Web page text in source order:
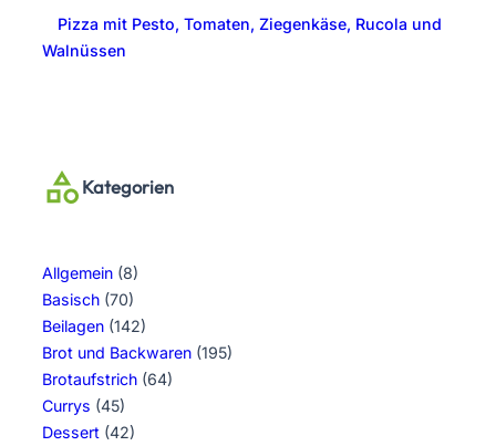
Pizza mit Pesto, Tomaten, Ziegenkäse, Rucola und
Walnüssen
Kategorien
Allgemein (8)
Basisch (70)
Beilagen (142)
Brot und Backwaren (195)
Brotaufstrich (64)
Currys (45)
Dessert (42)